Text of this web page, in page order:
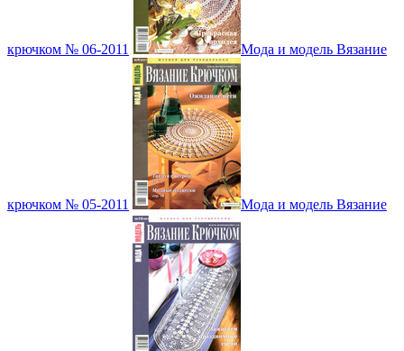
крючком № 06-2011 Мода и модель Вязание
крючком № 05-2011 Мода и модель Вязание